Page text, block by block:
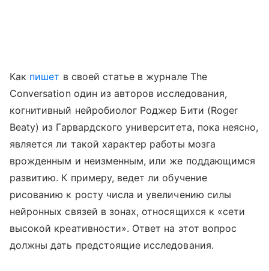
Как пишет в своей статье в журнале The
Conversation один из авторов исследования,
когнитивный нейробиолог Роджер Бити (Roger
Beaty) из Гарвардского университета, пока неясно,
является ли такой характер работы мозга
врожденным и неизменным, или же поддающимся
развитию. К примеру, ведет ли обучение
рисованию к росту числа и увеличению силы
нейронных связей в зонах, относящихся к «сети
высокой креативности». Ответ на этот вопрос
должны дать предстоящие исследования.